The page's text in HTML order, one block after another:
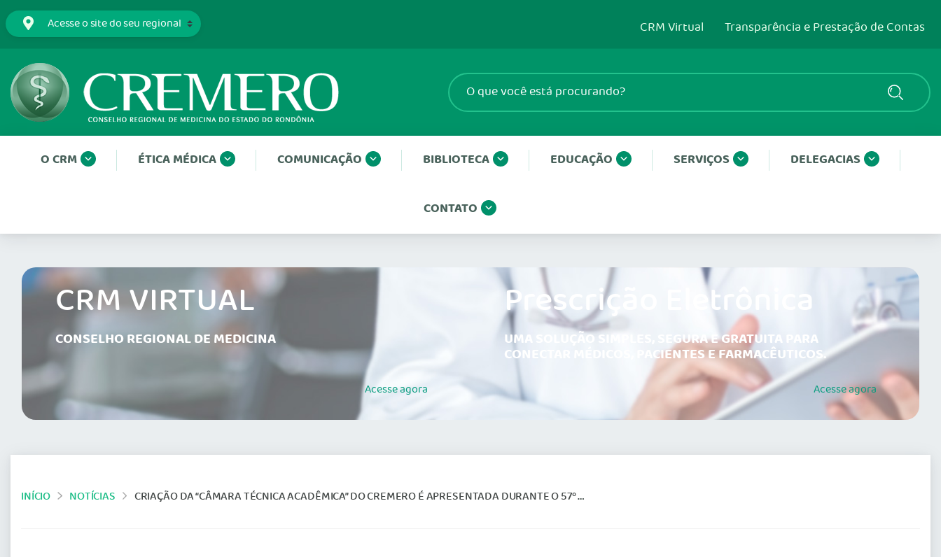
CRM Virtual Transparência e Prestação de Contas
O CRM ÉTICA MÉDICA COMUNICAÇÃO BIBLIOTECA EDUCAÇÃO SERVIÇOS DELEGACIAS
CONTATO
CRM VIRTUAL
CONSELHO REGIONAL DE MEDICINA
Acesseagora
Prescrição Eletrônica
UMA SOLUÇÃO SIMPLES, SEGURA E GRATUITA PARA
CONECTAR MÉDICOS, PACIENTES E FARMACÊUTICOS.
Acesseagora
INÍCIO NOTÍCIAS CRIAÇÃO DA “CÂMARA TÉCNICA ACADÊMICA” DO CREMERO É APRESENTADA DURANTE O 57º CONGRESSO BRASILEIRO DE EDUCAÇÃO MÉDICA NO PARÁ